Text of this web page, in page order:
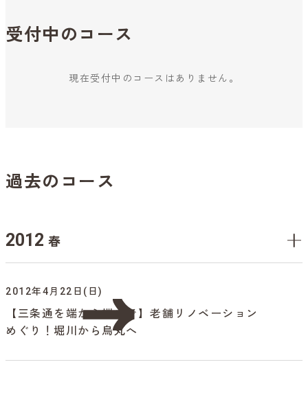
受付中のコース
現在受付中のコースはありません。
過去のコース
2012 春
2012年4月22日(日)
【三条通を端から端まで】老舗リノベーション
めぐり！堀川から烏丸へ